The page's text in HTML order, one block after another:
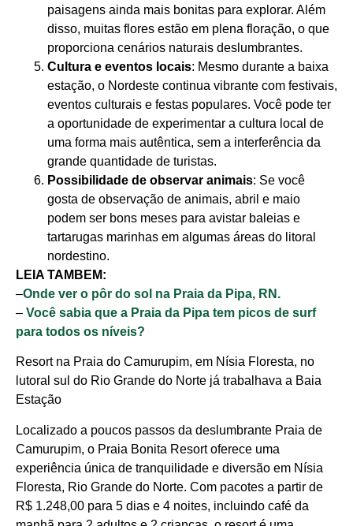
Cotidiano
Comunidade
paisagens ainda mais bonitas para explorar. Além
disso, muitas flores estão em plena floração, o que
proporciona cenários naturais deslumbrantes.
Cultura e eventos locais: Mesmo durante a baixa
estação, o Nordeste continua vibrante com festivais,
eventos culturais e festas populares. Você pode ter
a oportunidade de experimentar a cultura local de
uma forma mais autêntica, sem a interferência da
grande quantidade de turistas.
Possibilidade de observar animais: Se você
gosta de observação de animais, abril e maio
podem ser bons meses para avistar baleias e
tartarugas marinhas em algumas áreas do litoral
nordestino.
LEIA TAMBEM:
–Onde ver o pôr do sol na Praia da Pipa, RN.
– Você sabia que a Praia da Pipa tem picos de surf
para todos os níveis?
Resort na Praia do Camurupim, em Nísia Floresta, no
lutoral sul do Rio Grande do Norte já trabalhava a Baia
Estação
Localizado a poucos passos da deslumbrante Praia de
Camurupim, o Praia Bonita Resort oferece uma
experiência única de tranquilidade e diversão em Nísia
Floresta, Rio Grande do Norte. Com pacotes a partir de
R$ 1.248,00 para 5 dias e 4 noites, incluindo café da